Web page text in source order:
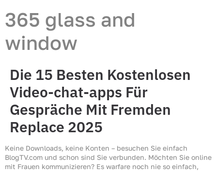
365 glass and
window
Die 15 Besten Kostenlosen
Video-chat-apps Für
Gespräche Mit Fremden
Replace 2025
Keine Downloads, keine Konten – besuchen Sie einfach
BlogTV.com und schon sind Sie verbunden. Möchten Sie online
mit Frauen kommunizieren? Es warfare noch nie so einfach,